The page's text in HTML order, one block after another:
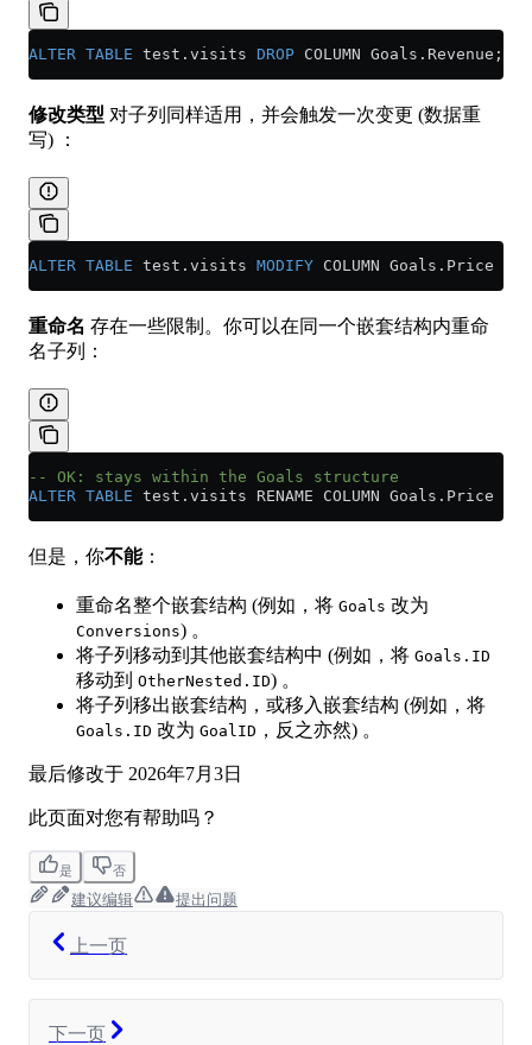
ALTER TABLE test . visits DROP COLUMN Goals . Revenue ;
修改类型 对子列同样适用，并会触发一次变更 (数据重
写) ：
ALTER TABLE test . visits MODIFY COLUMN Goals . Price
重命名 存在一些限制。你可以在同一个嵌套结构内重命
名子列：
-- OK: stays within the Goals structure
ALTER TABLE test . visits RENAME COLUMN Goals . Price
但是，你不能：
重命名整个嵌套结构 (例如，将 Goals 改为
Conversions) 。
将子列移动到其他嵌套结构中 (例如，将 Goals.ID
移动到 OtherNested.ID) 。
将子列移出嵌套结构，或移入嵌套结构 (例如，将
Goals.ID 改为 GoalID ，反之亦然) 。
最后修改于 2026年7月3日
此页面对您有帮助吗？
是 否
建议编辑 提出问题
上一页
下一页